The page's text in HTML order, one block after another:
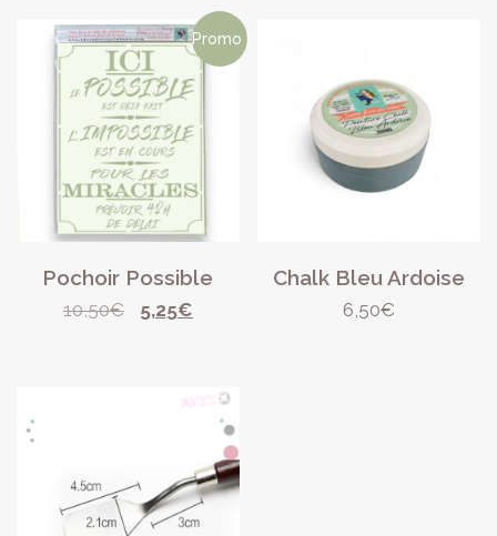
Promo !
Pochoir Possible
10,50€
Le
5,25€Le
est :
5,25€.
Chalk Bleu Ardoise
6,50€